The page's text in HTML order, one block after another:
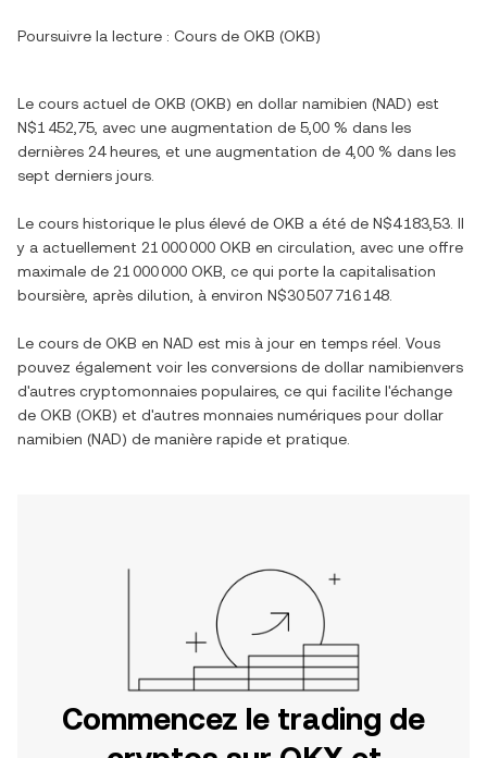
Poursuivre la lecture : Cours de OKB (OKB)
Le cours actuel de OKB (OKB) en dollar namibien (NAD) est
N$1 452,75, avec une augmentation de 5,00 % dans les
dernières 24 heures, et une augmentation de 4,00 % dans les
sept derniers jours.
Le cours historique le plus élevé de OKB a été de N$4 183,53. Il
y a actuellement 21 000 000 OKB en circulation, avec une offre
maximale de 21 000 000 OKB, ce qui porte la capitalisation
boursière, après dilution, à environ N$30 507 716 148.
Le cours de OKB en NAD est mis à jour en temps réel. Vous
pouvez également voir les conversions de dollar namibienvers
d'autres cryptomonnaies populaires, ce qui facilite l'échange
de OKB (OKB) et d'autres monnaies numériques pour dollar
namibien (NAD) de manière rapide et pratique.
Commencez le trading de